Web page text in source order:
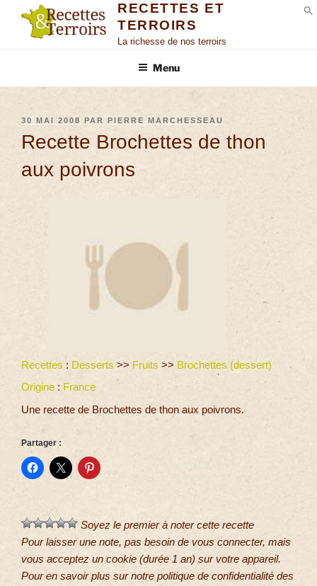
RECETTES ET
TERROIRS
La richesse de nos terroirs
Menu
30 MAI 2008 PAR PIERRE MARCHESSEAU
Recette Brochettes de thon
aux poivrons
Recettes : Desserts >> Fruits >> Brochettes (dessert)
Origine : France
Une recette de Brochettes de thon aux poivrons.
Partager :
Soyez le premier à noter cette recette
Pour laisser une note, pas besoin de vous connecter, mais
vous acceptez un cookie (durée 1 an) sur votre appareil.
Pour en savoir plus sur notre politique de confidentialité des